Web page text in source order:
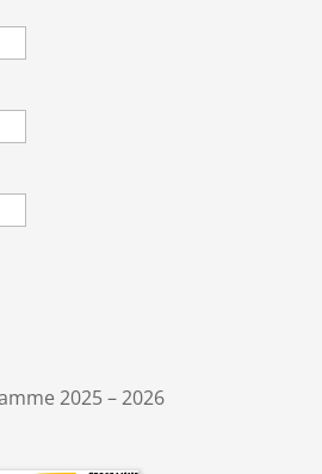
2025 – 2026